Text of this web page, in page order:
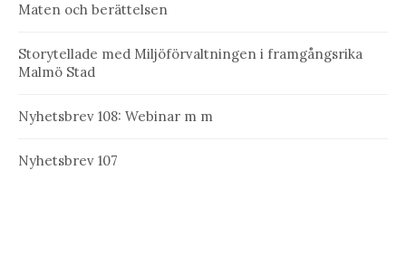
Maten och berättelsen
Storytellade med Miljöförvaltningen i framgångsrika
Malmö Stad
Nyhetsbrev 108: Webinar m m
Nyhetsbrev 107